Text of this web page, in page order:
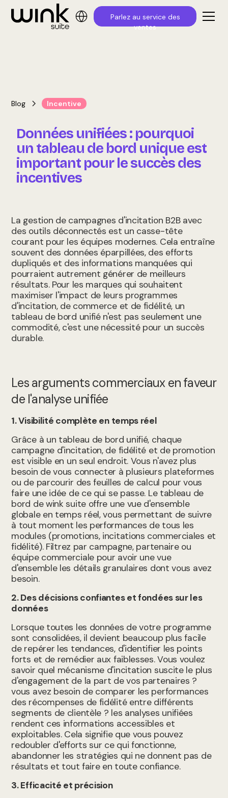
Parlez au service des
ventes
Blog Incentive
Données unifiées : pourquoi
un tableau de bord unique est
important pour le succès des
incentives
La gestion de campagnes d'incitation B2B avec
des outils déconnectés est un casse-tête
courant pour les équipes modernes. Cela entraîne
souvent des données éparpillées, des efforts
dupliqués et des informations manquées qui
pourraient autrement générer de meilleurs
résultats. Pour les marques qui souhaitent
maximiser l'impact de leurs programmes
d'incitation, de commerce et de fidélité, un
tableau de bord unifié n'est pas seulement une
commodité, c'est une nécessité pour un succès
durable.
Les arguments commerciaux en faveur
de l'analyse unifiée
1. Visibilité complète en temps réel
Grâce à un tableau de bord unifié, chaque
campagne d'incitation, de fidélité et de promotion
est visible en un seul endroit. Vous n'avez plus
besoin de vous connecter à plusieurs plateformes
ou de parcourir des feuilles de calcul pour vous
faire une idée de ce qui se passe. Le tableau de
bord de wink suite offre une vue d'ensemble
globale en temps réel, vous permettant de suivre
à tout moment les performances de tous les
modules (promotions, incitations commerciales et
fidélité). Filtrez par campagne, partenaire ou
équipe commerciale pour avoir une vue
d'ensemble les détails granulaires dont vous avez
besoin.
2. Des décisions confiantes et fondées sur les
données
Lorsque toutes les données de votre programme
sont consolidées, il devient beaucoup plus facile
de repérer les tendances, d'identifier les points
forts et de remédier aux faiblesses. Vous voulez
savoir quel mécanisme d'incitation suscite le plus
d'engagement de la part de vos partenaires ?
vous avez besoin de comparer les performances
des récompenses de fidélité entre différents
segments de clientèle ? les analyses unifiées
rendent ces informations accessibles et
exploitables. Cela signifie que vous pouvez
redoubler d'efforts sur ce qui fonctionne,
abandonner les stratégies qui ne donnent pas de
résultats et tout faire en toute confiance.
3. Efficacité et précision